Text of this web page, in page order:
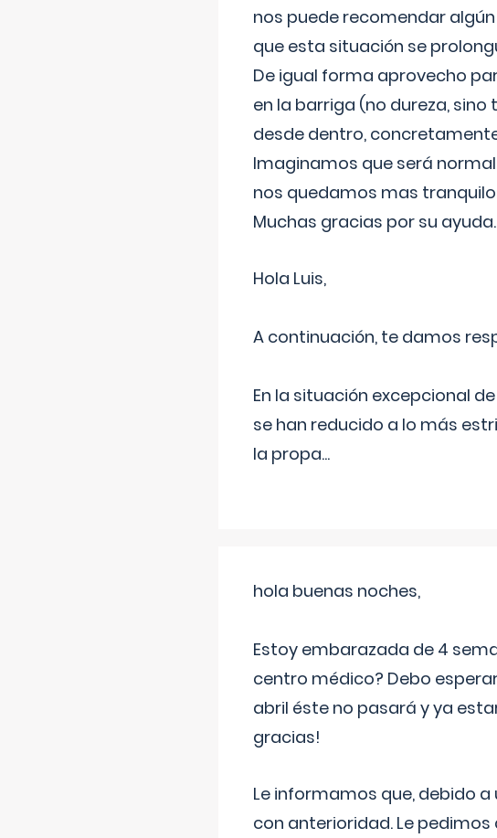
nos puede recomendar
que esta situación se
De igual forma aprovecho
en la barriga (no dureza,
desde dentro,
Imaginamos que será
nos quedamos mas
Muchas gracias por su ayuda.
Hola Luis,
A continuación, te damos
En la situación excepcional
se han reducido a lo más
la propa...
hola buenas noches,
Estoy embarazada de 4
centro médico? Debo
abril éste no pasará y ya
gracias!
Le informamos que, debido
con anterioridad. Le